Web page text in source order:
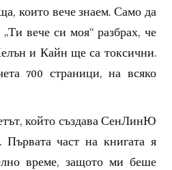
които вече знаем. Само да
вече си моя“ разбрах, че
и Кайн ще са токсични.
700 страници, на всяко
който създава СенЛинЮ
Първата част на книгата я
време, защото ми беше